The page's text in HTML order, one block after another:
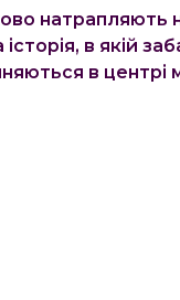
натрапляють
в якій
в центрі